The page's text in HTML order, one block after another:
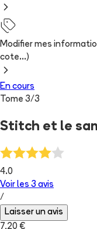
Modifier mes
cote...)
En cours
Tome 3/3
Stitch et le
4.0
Voir les 3 avis
/
Laisser un avis
7,20 €